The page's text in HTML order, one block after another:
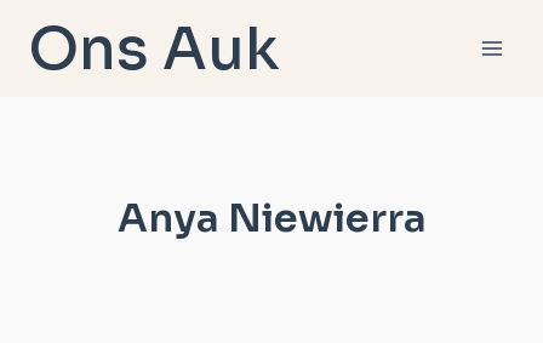
naarOns Auk
Anya Niewierra